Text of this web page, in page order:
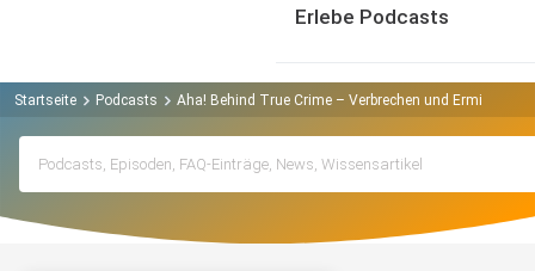
Erlebe Podcasts
Startseite Podcasts Aha! Behind True Crime – Verbrechen und